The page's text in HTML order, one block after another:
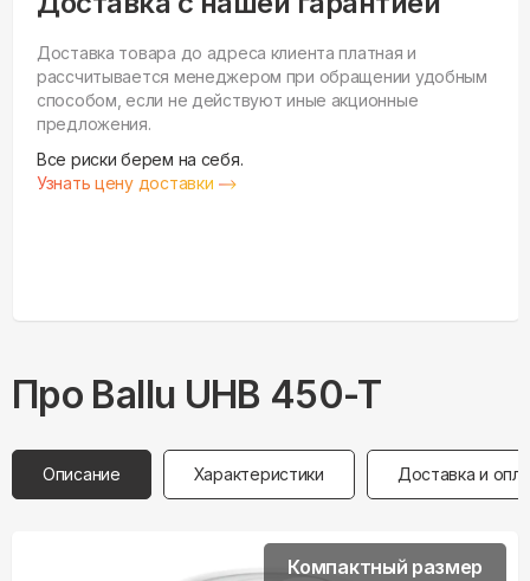
Доставка товара до адреса клиента платная и
рассчитывается менеджером при обращении удобным
способом, если не действуют иные акционные
предложения.
Все риски берем на себя.
Узнать цену доставки
Про Ballu UHB 450-T
Описание Характеристики Доставка и
Компактный размер